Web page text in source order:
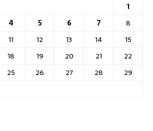
1
4 5 6 7
8
11 12 13 14
15
18 19 20 21
22
25 26 27 28
29